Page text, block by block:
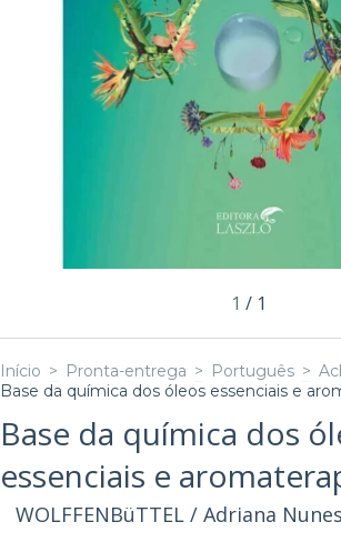
1 / 1
Início > Pronta-entrega > Português >
Base da química dos óleos essenciais e
Base da química dos
essenciais e
WOLFFENBüTTEL / Adriana